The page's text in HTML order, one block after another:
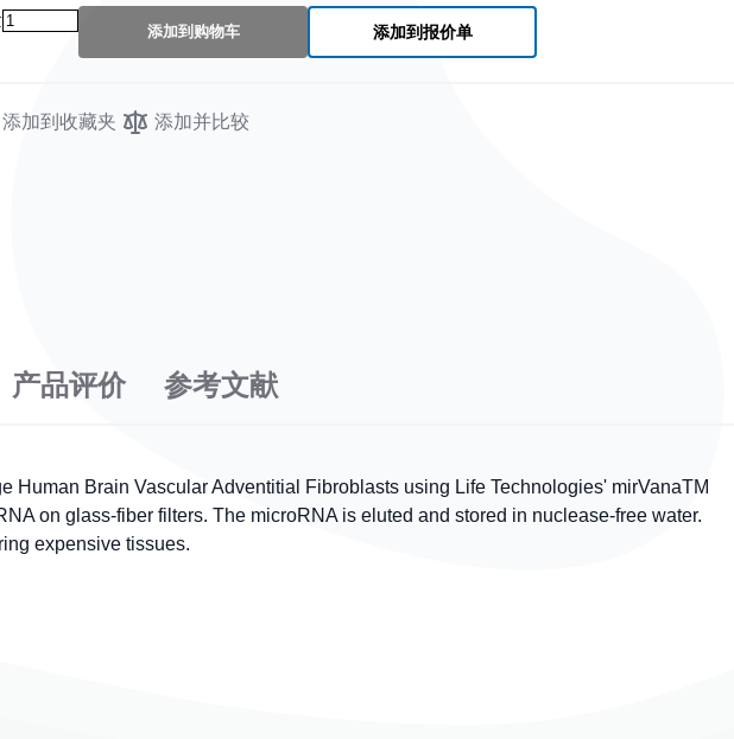
添加到购物车 添加到报价单
添加到收藏夹 添加并比较
产品评价 参考文献
Brain Vascular Adventitial Fibroblasts using Life Technologies' mirVanaTM
on glass-fiber filters. The microRNA is eluted and stored in nuclease-free water.
expensive tissues.